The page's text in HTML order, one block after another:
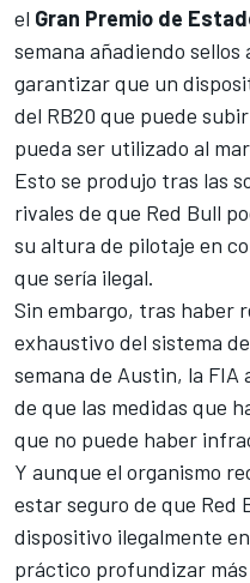
el Gran Premio de
semana añadiendo sellos
garantizar que un
del RB20 que puede
pueda ser utilizado al
Esto se produjo tras las
rivales de que Red Bull
su altura de pilotaje en
que sería ilegal.
Sin embargo, tras haber
exhaustivo del sistema
semana de Austin, la
de que las medidas que
que no puede haber
Y aunque el organismo
estar seguro de que Red
dispositivo ilegalmente
práctico profundizar más